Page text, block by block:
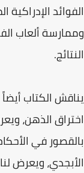
الفوائد الإدراكية
وممارسة ألعاب
النتائج.
يناقش الكتاب
اختراق الذهن،
بالقصور في
الأبجدي، ويعرض